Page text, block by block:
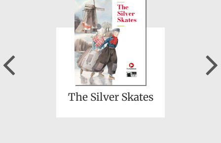
The Silver Skates
Previous